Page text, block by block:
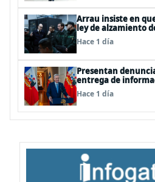
Arrau insiste en
ley de alzamiento
porque ya existe
Hace 1 día
Presentan
entrega de
en cadena nacional
Hace 1 día